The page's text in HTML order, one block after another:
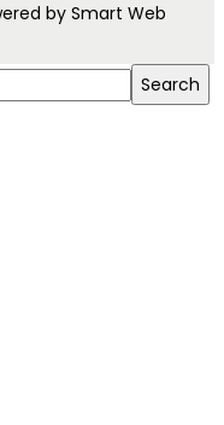
by Smart Web
Search